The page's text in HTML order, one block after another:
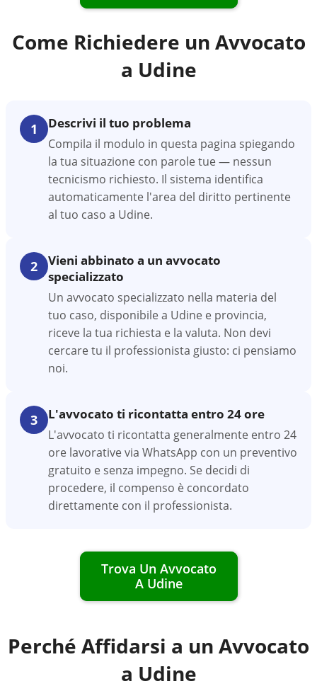
Come Richiedere un Avvocato
a Udine
1 Descrivi il tuo problema
Compila il modulo in questa pagina spiegando
la tua situazione con parole tue — nessun
tecnicismo richiesto. Il sistema identifica
automaticamente l'area del diritto pertinente
al tuo caso a Udine.
2
Vieni abbinato a un avvocato
specializzato
Un avvocato specializzato nella materia del
tuo caso, disponibile a Udine e provincia,
riceve la tua richiesta e la valuta. Non devi
cercare tu il professionista giusto: ci pensiamo
noi.
3 L'avvocato ti ricontatta entro 24 ore
L'avvocato ti ricontatta generalmente entro 24
ore lavorative via WhatsApp con un preventivo
gratuito e senza impegno. Se decidi di
procedere, il compenso è concordato
direttamente con il professionista.
Trova Un Avvocato
A Udine
Perché Affidarsi a un Avvocato
a Udine